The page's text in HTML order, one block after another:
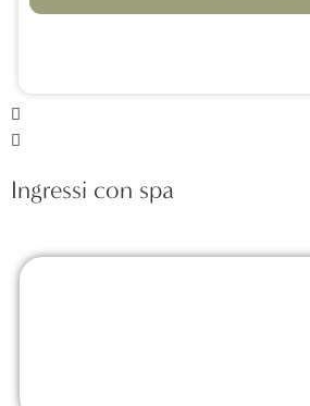
Ingressi con spa